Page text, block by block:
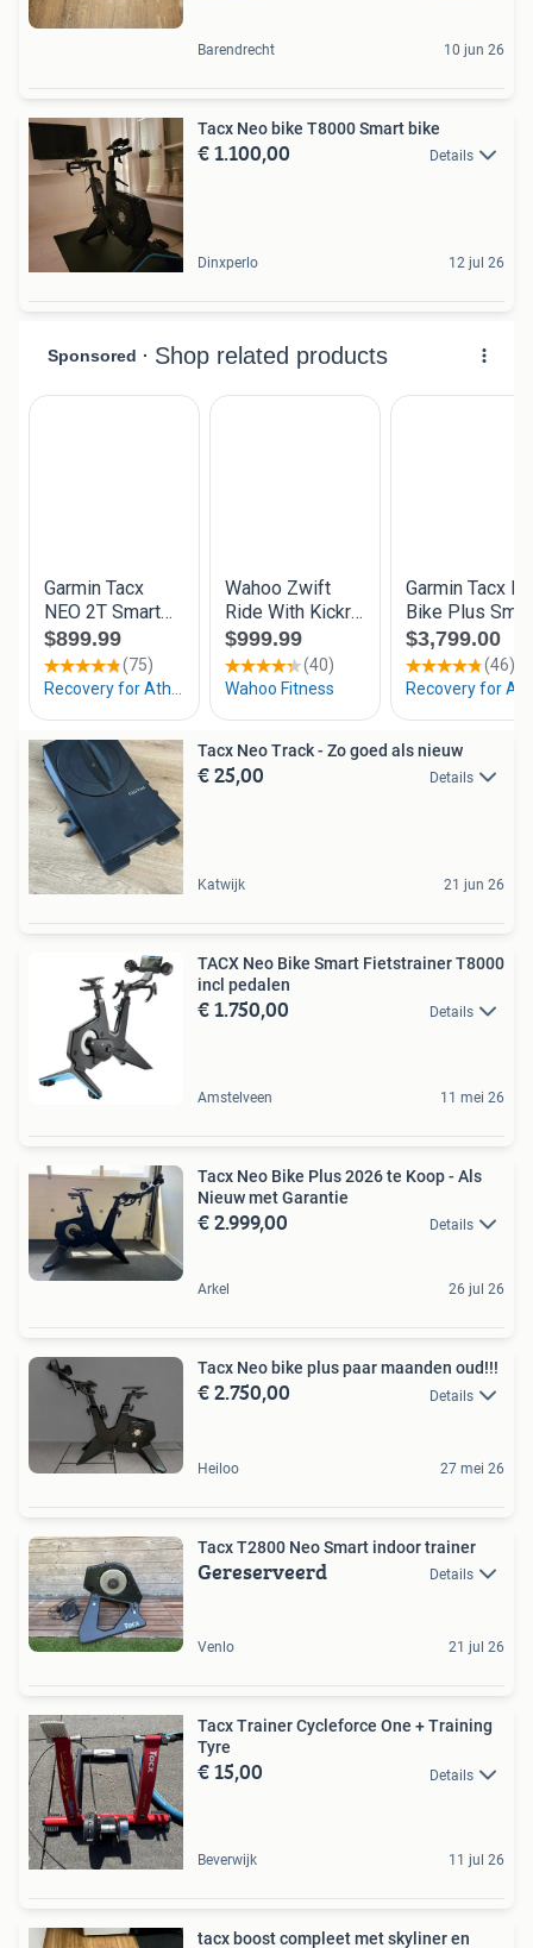
Barendrecht 10 jun 26
Tacx Neo bike T8000 Smart bike
€ 1.100,00 Details
Dinxperlo 12 jul 26
Tacx Neo Track - Zo goed als nieuw
€ 25,00 Details
Katwijk 21 jun 26
TACX Neo Bike Smart Fietstrainer T8000
incl pedalen
€ 1.750,00 Details
Amstelveen 11 mei 26
Tacx Neo Bike Plus 2026 te Koop - Als
Nieuw met Garantie
€ 2.999,00 Details
Arkel 26 jul 26
Tacx Neo bike plus paar maanden oud!!!
€ 2.750,00 Details
Heiloo 27 mei 26
Tacx T2800 Neo Smart indoor trainer
Gereserveerd Details
Venlo 21 jul 26
Tacx Trainer Cycleforce One + Training
Tyre
€ 15,00 Details
Beverwijk 11 jul 26
tacx boost compleet met skyliner en